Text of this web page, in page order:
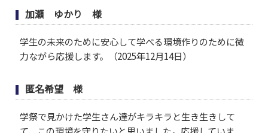
加瀬 ゆかり 様
学生の未来のために安心して学べる環境作りのために微
力ながら応援します。（2025年12月14日）
匿名希望 様
学祭で見かけた学生さん達がキラキラと生き生きして
て、この環境を守りたいと思いました。応援していま